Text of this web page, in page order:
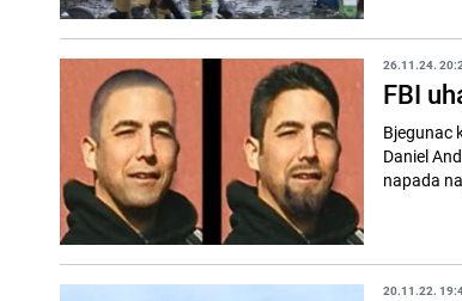
26.11.24.
FBI
Bjegunac
Daniel
napada
20.11.22.